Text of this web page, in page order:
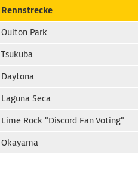
Rennstrecke
Oulton Park
Tsukuba
Daytona
Laguna Seca
Lime Rock "Discord Fan Voting"
Okayama